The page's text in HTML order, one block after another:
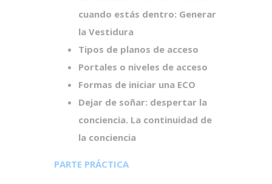
cuando estás dentro: Generar
la Vestidura
Tipos de planos de acceso
Portales o niveles de acceso
Formas de iniciar una ECO
Dejar de soñar: despertar la
conciencia. La continuidad de
la conciencia
PARTE PRÁCTICA